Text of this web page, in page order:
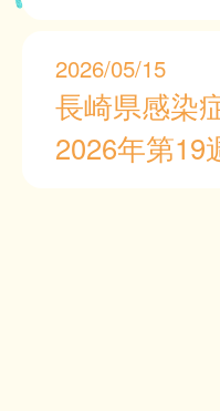
2026/05/15
長崎県感染
2026年第19